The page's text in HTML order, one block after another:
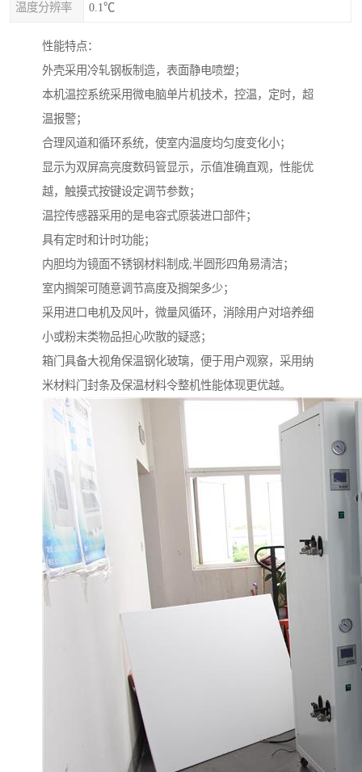
温度分辨率 0.1℃
性能特点：
外壳采用冷轧钢板制造，表面静电喷塑；
本机温控系统采用微电脑单片机技术，控温，定时，超
温报警；
合理风道和循环系统，使室内温度均匀度变化小；
显示为双屏高亮度数码管显示，示值准确直观，性能优
越，触摸式按键设定调节参数；
温控传感器采用的是电容式原装进口部件；
具有定时和计时功能；
内胆均为镜面不锈钢材料制成;半圆形四角易清洁；
室内搁架可随意调节高度及搁架多少；
采用进口电机及风叶，微量风循环，消除用户对培养细
小或粉末类物品担心吹散的疑惑；
箱门具备大视角保温钢化玻璃，便于用户观察，采用纳
米材料门封条及保温材料令整机性能体现更优越。